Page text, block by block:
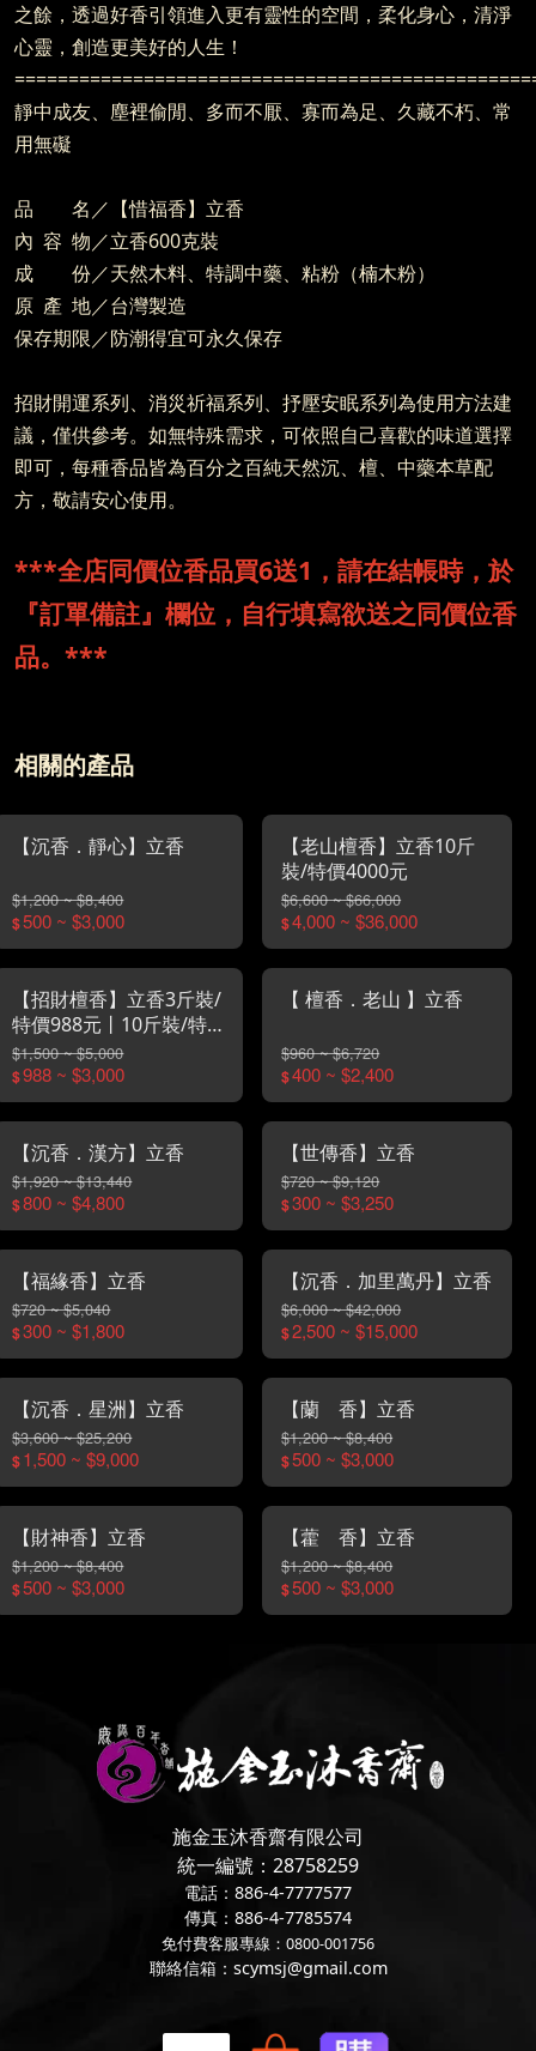
之餘，透過好香引領進入更有靈性的空間，柔化身心，清淨
心靈，創造更美好的人生！
靜中成友、塵裡偷閒、多而不厭、寡而為足、久藏不朽、常
用無礙
品 名／【惜福香】立香
內 容 物／立香600克裝
成 份／天然木料、特調中藥、粘粉（楠木粉）
原 產 地／台灣製造
保存期限／防潮得宜可永久保存
招財開運系列、消災祈福系列、抒壓安眠系列為使用方法建
議，僅供參考。如無特殊需求，可依照自己喜歡的味道選擇
即可，每種香品皆為百分之百純天然沉、檀、中藥本草配
方，敬請安心使用。
***全店同價位香品買6送1，請在結帳時，於
『訂單備註』欄位，自行填寫欲送之同價位香
品。***
相關的產品
【沉香．靜心】立香
$1,200 ~ $8,400
$500 ~ $3,000
【老山檀香】立香10斤
裝/特價4000元
$6,600 ~ $66,000
$4,000 ~ $36,000
【招財檀香】立香3斤裝/
特價988元丨10斤裝/特
價3000元
$1,500 ~ $5,000
$988 ~ $3,000
【 檀香．老山 】立香
$960 ~ $6,720
$400 ~ $2,400
【沉香．漢方】立香
$1,920 ~ $13,440
$800 ~ $4,800
【世傳香】立香
$720 ~ $9,120
$300 ~ $3,250
【福緣香】立香
$720 ~ $5,040
$300 ~ $1,800
【沉香．加里萬丹】立香
$6,000 ~ $42,000
$2,500 ~ $15,000
【沉香．星洲】立香
$3,600 ~ $25,200
$1,500 ~ $9,000
【蘭 香】立香
$1,200 ~ $8,400
$500 ~ $3,000
【財神香】立香
$1,200 ~ $8,400
$500 ~ $3,000
【藿 香】立香
$1,200 ~ $8,400
$500 ~ $3,000
施金玉沐香齋有限公司
統一編號：28758259
電話：886-4-7777577
傳真：886-4-7785574
免付費客服專線：0800-001756
聯絡信箱：scymsj@gmail.com